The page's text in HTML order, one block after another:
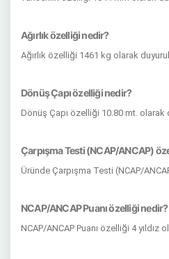
Ağırlık özelliği nedir?
Ağırlık özelliği 1461 kg olarak
Dönüş Çapı özelliği nedir?
Dönüş Çapı özelliği 10.80 mt. olarak
Çarpışma Testi (NCAP/ANCAP)
Üründe Çarpışma Testi (NCAP/
NCAP/ANCAP Puanı özelliği nedir?
NCAP/ANCAP Puanı özelliği 4 yıldız